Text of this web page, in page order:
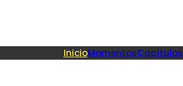
InicioMomentosCapítulos